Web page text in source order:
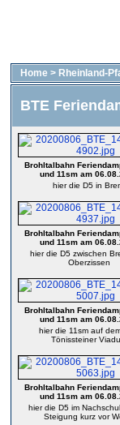
Home > Rheinland-
BTE
Brohltalbahn
und 11sm am
hier die D5 in
Brohltalbahn
und 11sm am
hier die D5 zwischen
Oberzissen
Brohltalbahn
und 11sm am
hier die 11sm auf
Tönissteiner
Brohltalbahn
und 11sm am
hier die D5 im
Steigung kurz vor